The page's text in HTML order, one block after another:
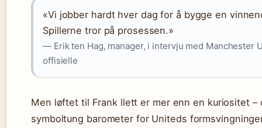
«Vi jobber hardt hver dag for å bygge en
Spillerne tror på prosessen.»
— Erik ten Hag, manager, i intervju med Manchester
offisielle
Men løftet til Frank llett er mer enn en kuriositet –
symboltung barometer for Uniteds